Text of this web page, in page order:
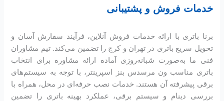
خدمات فروش و پشتیبانی
برنا باتری با ارائه خدمات فروش آنلاین، فرآیند سفارش آسان و
تحویل سریع باتری در تهران و کرج را تضمین می‌کند. تیم مشاوران
فنی ما به‌صورت شبانه‌روزی آماده ارائه مشاوره برای انتخاب
باتری مناسب ون مرسدس بنز اسپرینتر، با توجه به سیستم‌های
برقی پیشرفته آن هستند. خدمات نصب حرفه‌ای در محل، همراه با
بررسی دینام و سیستم برقی، عملکرد بهینه باتری را تضمین